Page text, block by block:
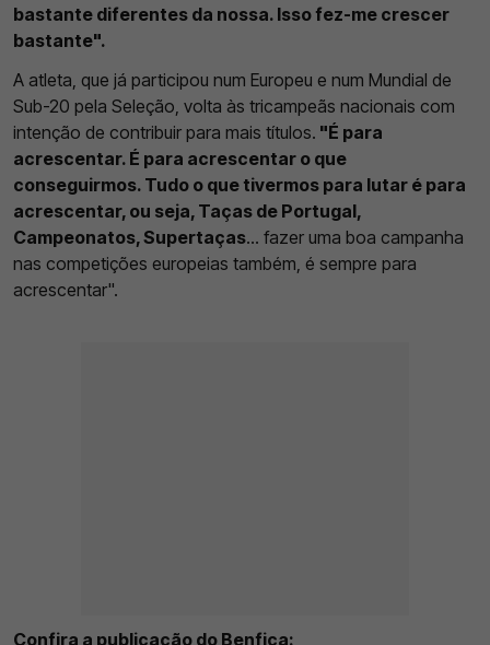
bastante diferentes da nossa. Isso fez-me crescer
bastante".
A atleta, que já participou num Europeu e num Mundial de
Sub-20 pela Seleção, volta às tricampeãs nacionais com
intenção de contribuir para mais títulos. "É para
acrescentar. É para acrescentar o que
conseguirmos. Tudo o que tivermos para lutar é para
acrescentar, ou seja, Taças de Portugal,
Campeonatos, Supertaças... fazer uma boa campanha
nas competições europeias também, é sempre para
acrescentar".
Confira a publicação do Benfica: